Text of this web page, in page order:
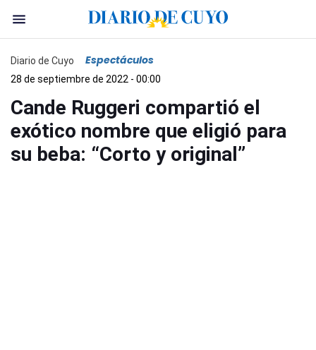
Diario de Cuyo Espectáculos
28 de septiembre de 2022 - 00:00
Cande Ruggeri compartió el
exótico nombre que eligió para
su beba: “Corto y original”